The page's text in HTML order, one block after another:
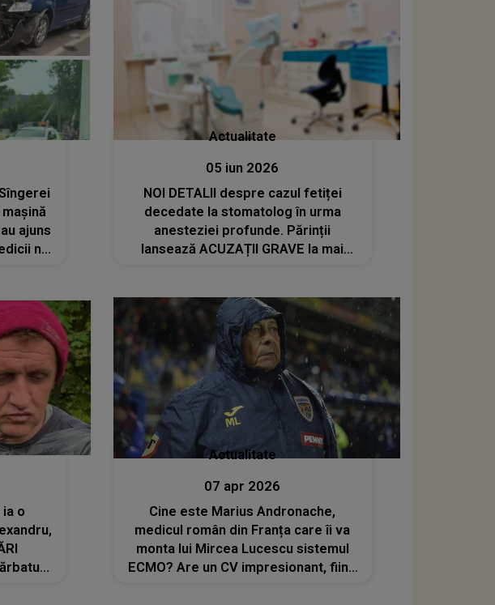
ajuns
nu
Actualitate
05 iun 2026
NOI DETALII despre cazul fetiței
decedate la stomatolog în urma
anesteziei profunde. Părinții
lansează ACUZAȚII GRAVE la mai
o
Actualitate
07 apr 2026
Cine este Marius Andronache,
medicul român din Franța care îi va
monta lui Mircea Lucescu sistemul
ECMO? Are un CV impresionant, fiind